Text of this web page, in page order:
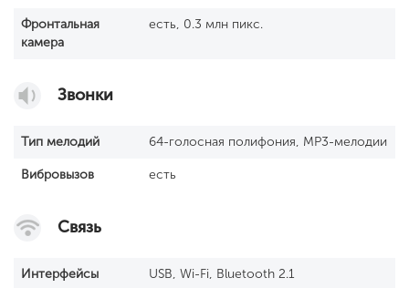
Фронтальная
камера
есть, 0.3 млн пикс.
Звонки
Тип мелодий 64-голосная полифония, MP3-мелодии
Вибровызов есть
Связь
Интерфейсы USB, Wi-Fi, Bluetooth 2.1